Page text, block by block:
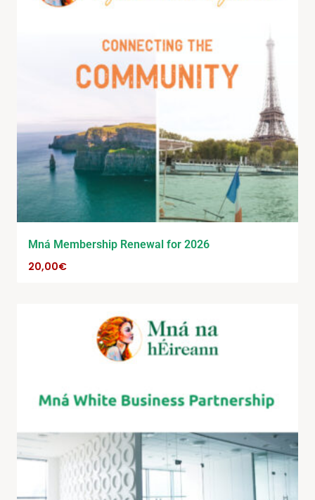
Mná Membership Renewal for 2026
20,00€